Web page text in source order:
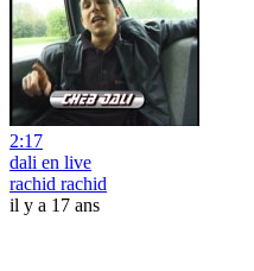
2:17
dali en live
rachid rachid
il y a 17 ans